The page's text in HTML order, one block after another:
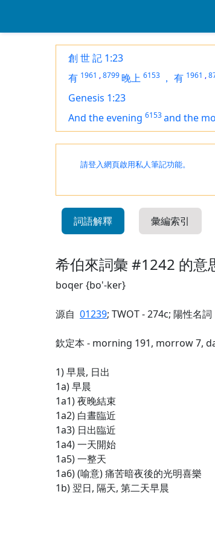
創 世 記 1:23
有 1961 ,8799晚上 6153 ， 有 1961 ,
Genesis 1:23
And the evening 6153and the
請登入網頁啟用私人筆記功能。
詞語解釋 彙編索引
希伯來詞彙 #1242 的意
boqer {bo'-ker}
源自 01239; TWOT - 274c; 陽性名詞
欽定本 - morning 191, morrow 7,
1) 早晨, 日出
1a) 早晨
1a1) 夜晚結束
1a2) 白晝臨近
1a3) 日出臨近
1a4) 一天開始
1a5) 一整天
1a6) (喻意) 痛苦暗夜後的光明喜樂
1b) 翌日, 隔天, 第二天早晨